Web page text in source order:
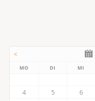
<
MO DI MI
4
5 6